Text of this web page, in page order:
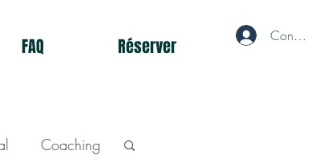
FAQ Réserver Connecté
Coaching